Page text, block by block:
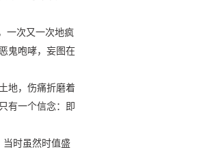
一次又一次地疯
鬼咆哮，妄图在
地，伤痛折磨着
有一个信念：即
当时虽然时值盛